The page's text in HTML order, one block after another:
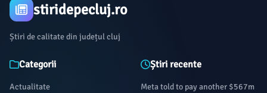
stiridepecluj.ro
Știri de calitate din județul cluj
Categorii
Actualitate
Știri recente
Meta told to pay another $567m